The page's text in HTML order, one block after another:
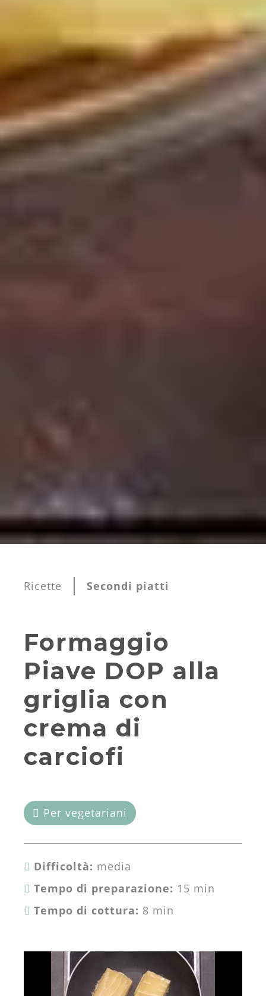
Ricette Secondi piatti
Formaggio
Piave DOP alla
griglia con
crema di
carciofi
Per vegetariani
Difficoltà: media
Tempo di preparazione: 15 min
Tempo di cottura: 8 min